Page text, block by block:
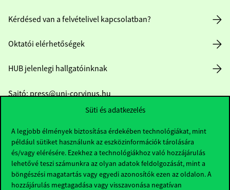
Süti és adatkezelés
A legjobb élmények biztosítása érdekében technológiákat, mint
például sütiket használunk az eszközinformációk tárolására
és/vagy elérésére. Ezekhez a technológiákhoz való hozzájárulás
lehetővé teszi számunkra az olyan adatok feldolgozását, mint a
böngészési magatartás vagy egyedi azonosítók ezen az oldalon. A
hozzájárulás megtagadása vagy visszavonása negatívan
Kérdésed van a felvételivel kapcsolatban?
Oktatói elérhetőségek
HUB jelenlegi hallgatóinknak
Sajtó:press@uni-corvinus.hu
Hasznos linkek